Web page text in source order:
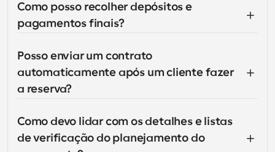
Como posso recolher depósitos e
pagamentos finais?
Posso enviar um contrato
automaticamente após um cliente fazer
a reserva?
Como devo lidar com os detalhes e listas
de verificação do planejamento do